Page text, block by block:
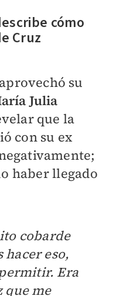
cómo
Cruz
su
Julia
que la
con su ex
haber llegado
cobarde
hacer eso,
Era
que me